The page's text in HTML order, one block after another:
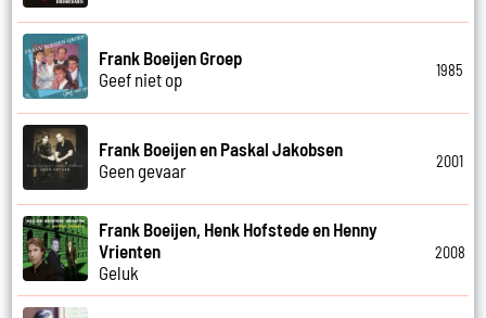
Frank Boeijen Groep
Geef niet op
1985
Frank Boeijen en Paskal Jakobsen
Geen gevaar
2001
Frank Boeijen, Henk Hofstede en Henny
Vrienten
Geluk
2008